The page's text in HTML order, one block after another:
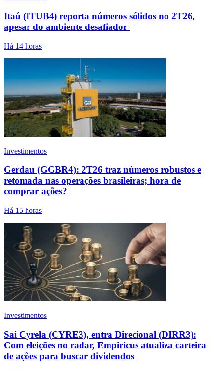
Itaú (ITUB4) reporta números sólidos no 2T26,
apesar do ambiente desafiador
Há 14 horas
Investimentos
Gerdau (GGBR4): 2T26 traz números robustos e
retomada nas operações brasileiras; hora de
comprar ações?
Há 15 horas
Investimentos
Sai Cyrela (CYRE3), entra Direcional (DIRR3):
Com eleições no radar, Empiricus atualiza carteira
de ações para buscar dividendos